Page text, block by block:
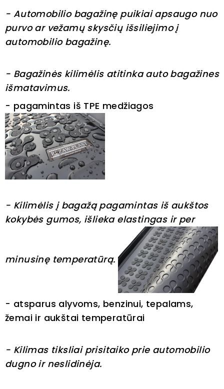
- Automobilio bagažinę puikiai apsaugo nuo
purvo ar vežamų skysčių išsiliejimo į
automobilio bagažinę.
- Bagažinės kilimėlis atitinka auto bagažines
išmatavimus.
- pagamintas iš TPE medžiagos
- Kilimėlis į bagažą pagamintas iš aukštos
kokybės gumos, išlieka elastingas ir per
minusinę temperatūrą.
- atsparus alyvoms, benzinui, tepalams,
žemai ir aukštai temperatūrai
- Kilimas tiksliai prisitaiko prie automobilio
dugno ir neslidinėja.